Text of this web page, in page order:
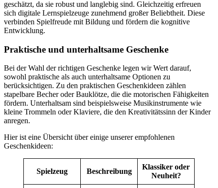
geschätzt, da sie robust und langlebig sind. Gleichzeitig erfreuen
sich digitale Lernspielzeuge zunehmend großer Beliebtheit. Diese
verbinden Spielfreude mit Bildung und fördern die kognitive
Entwicklung.
Praktische und unterhaltsame Geschenke
Bei der Wahl der richtigen Geschenke legen wir Wert darauf,
sowohl praktische als auch unterhaltsame Optionen zu
berücksichtigen. Zu den praktischen Geschenkideen zählen
stapelbare Becher oder Bauklötze, die die motorischen Fähigkeiten
fördern. Unterhaltsam sind beispielsweise Musikinstrumente wie
kleine Trommeln oder Klaviere, die den Kreativitätssinn der Kinder
anregen.
Hier ist eine Übersicht über einige unserer empfohlenen
Geschenkideen:
Spielzeug Beschreibung
Klassiker oder
Neuheit?